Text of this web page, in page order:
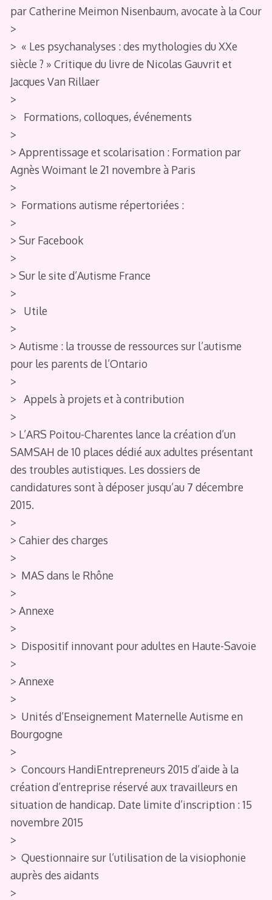
par Catherine Meimon Nisenbaum, avocate à la Cour
>
> « Les psychanalyses : des mythologies du XXe
siècle ? » Critique du livre de Nicolas Gauvrit et
Jacques Van Rillaer
>
> Formations, colloques, événements
>
> Apprentissage et scolarisation : Formation par
Agnès Woimant le 21 novembre à Paris
>
> Formations autisme répertoriées :
>
> Sur Facebook
>
> Sur le site d’Autisme France
>
> Utile
>
> Autisme : la trousse de ressources sur l’autisme
pour les parents de l’Ontario
>
> Appels à projets et à contribution
>
> L’ARS Poitou-Charentes lance la création d’un
SAMSAH de 10 places dédié aux adultes présentant
des troubles autistiques. Les dossiers de
candidatures sont à déposer jusqu’au 7 décembre
2015.
>
> Cahier des charges
>
> MAS dans le Rhône
>
> Annexe
>
> Dispositif innovant pour adultes en Haute-Savoie
>
> Annexe
>
> Unités d’Enseignement Maternelle Autisme en
Bourgogne
>
> Concours HandiEntrepreneurs 2015 d’aide à la
création d’entreprise réservé aux travailleurs en
situation de handicap. Date limite d’inscription : 15
novembre 2015
>
> Questionnaire sur l’utilisation de la visiophonie
auprès des aidants
>